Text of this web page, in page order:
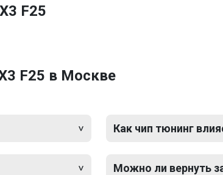
F25
F25 в Москве
Как чип тюнинг
Можно ли вернуть